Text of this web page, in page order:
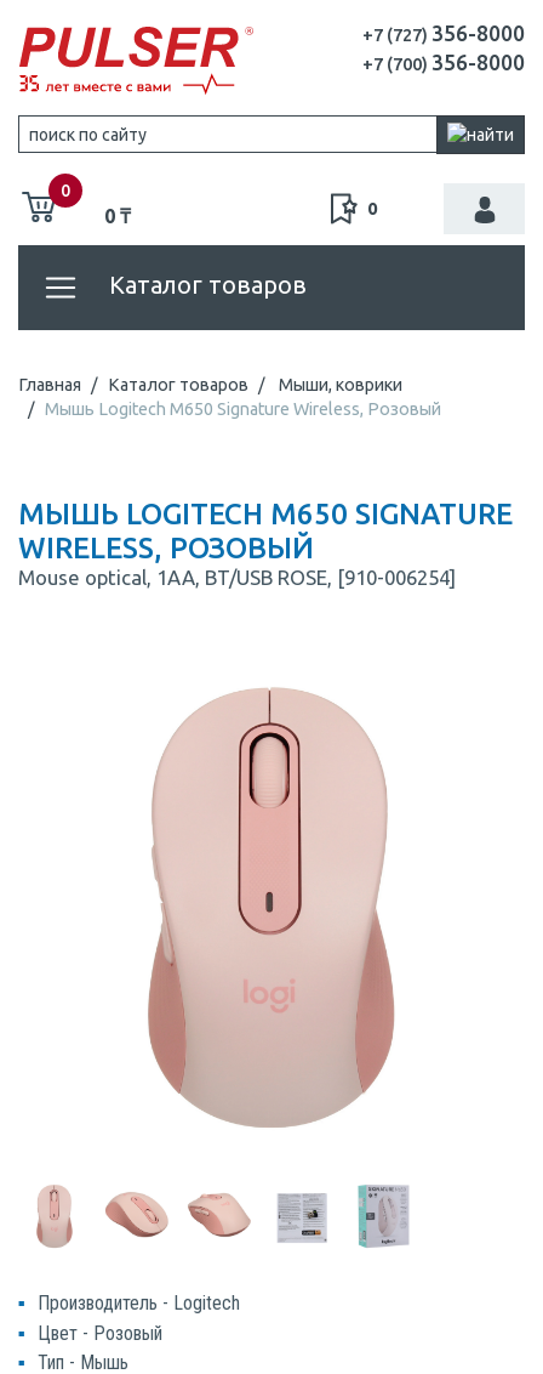
+7 (727) 356-8000
+7 (700) 356-8000
0
0 ₸ 0
Каталог товаров
Главная Каталог товаров
Мыши, коврики
Мышь Logitech M650 Signature Wireless, Розовый
МЫШЬ LOGITECH M650 SIGNATURE
WIRELESS, РОЗОВЫЙ
Mouse optical, 1AA, BT/USB ROSE, [910-006254]
Производитель - Logitech
Цвет - Розовый
Тип - Мышь